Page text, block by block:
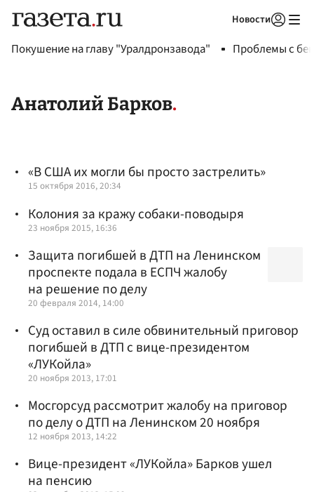
Новости
Покушение на главу "Уралдронзавода" Проблемы с
Анатолий Барков
«В США их могли бы просто застрелить»
15 октября 2016, 20:34
Колония за кражу собаки-поводыря
23 ноября 2015, 16:36
Защита погибшей в ДТП на Ленинском
проспекте подала в ЕСПЧ жалобу
на решение по делу
20 февраля 2014, 14:00
Суд оставил в силе обвинительный приговор
погибшей в ДТП с вице-президентом
«ЛУКойла»
20 ноября 2013, 17:01
Мосгорсуд рассмотрит жалобу на приговор
по делу о ДТП на Ленинском 20 ноября
12 ноября 2013, 14:22
Вице-президент «ЛУКойла» Барков ушел
на пенсию